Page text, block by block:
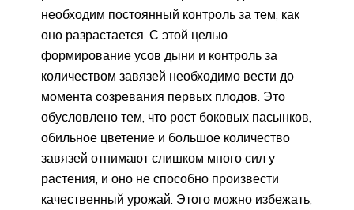
необходим постоянный контроль за тем, как
оно разрастается. С этой целью
формирование усов дыни и контроль за
количеством завязей необходимо вести до
момента созревания первых плодов. Это
обусловлено тем, что рост боковых пасынков,
обильное цветение и большое количество
завязей отнимают слишком много сил у
растения, и оно не способно произвести
качественный урожай. Этого можно избежать,